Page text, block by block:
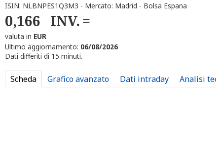
ISIN: NLBNPES1Q3M3 - Mercato: Madrid - Bolsa Espana
0,166 INV.
valuta in EUR
Ultimo aggiornamento: 06/08/2026
Dati differiti di 15 minuti.
Scheda Grafico avanzato Dati intraday Analisi